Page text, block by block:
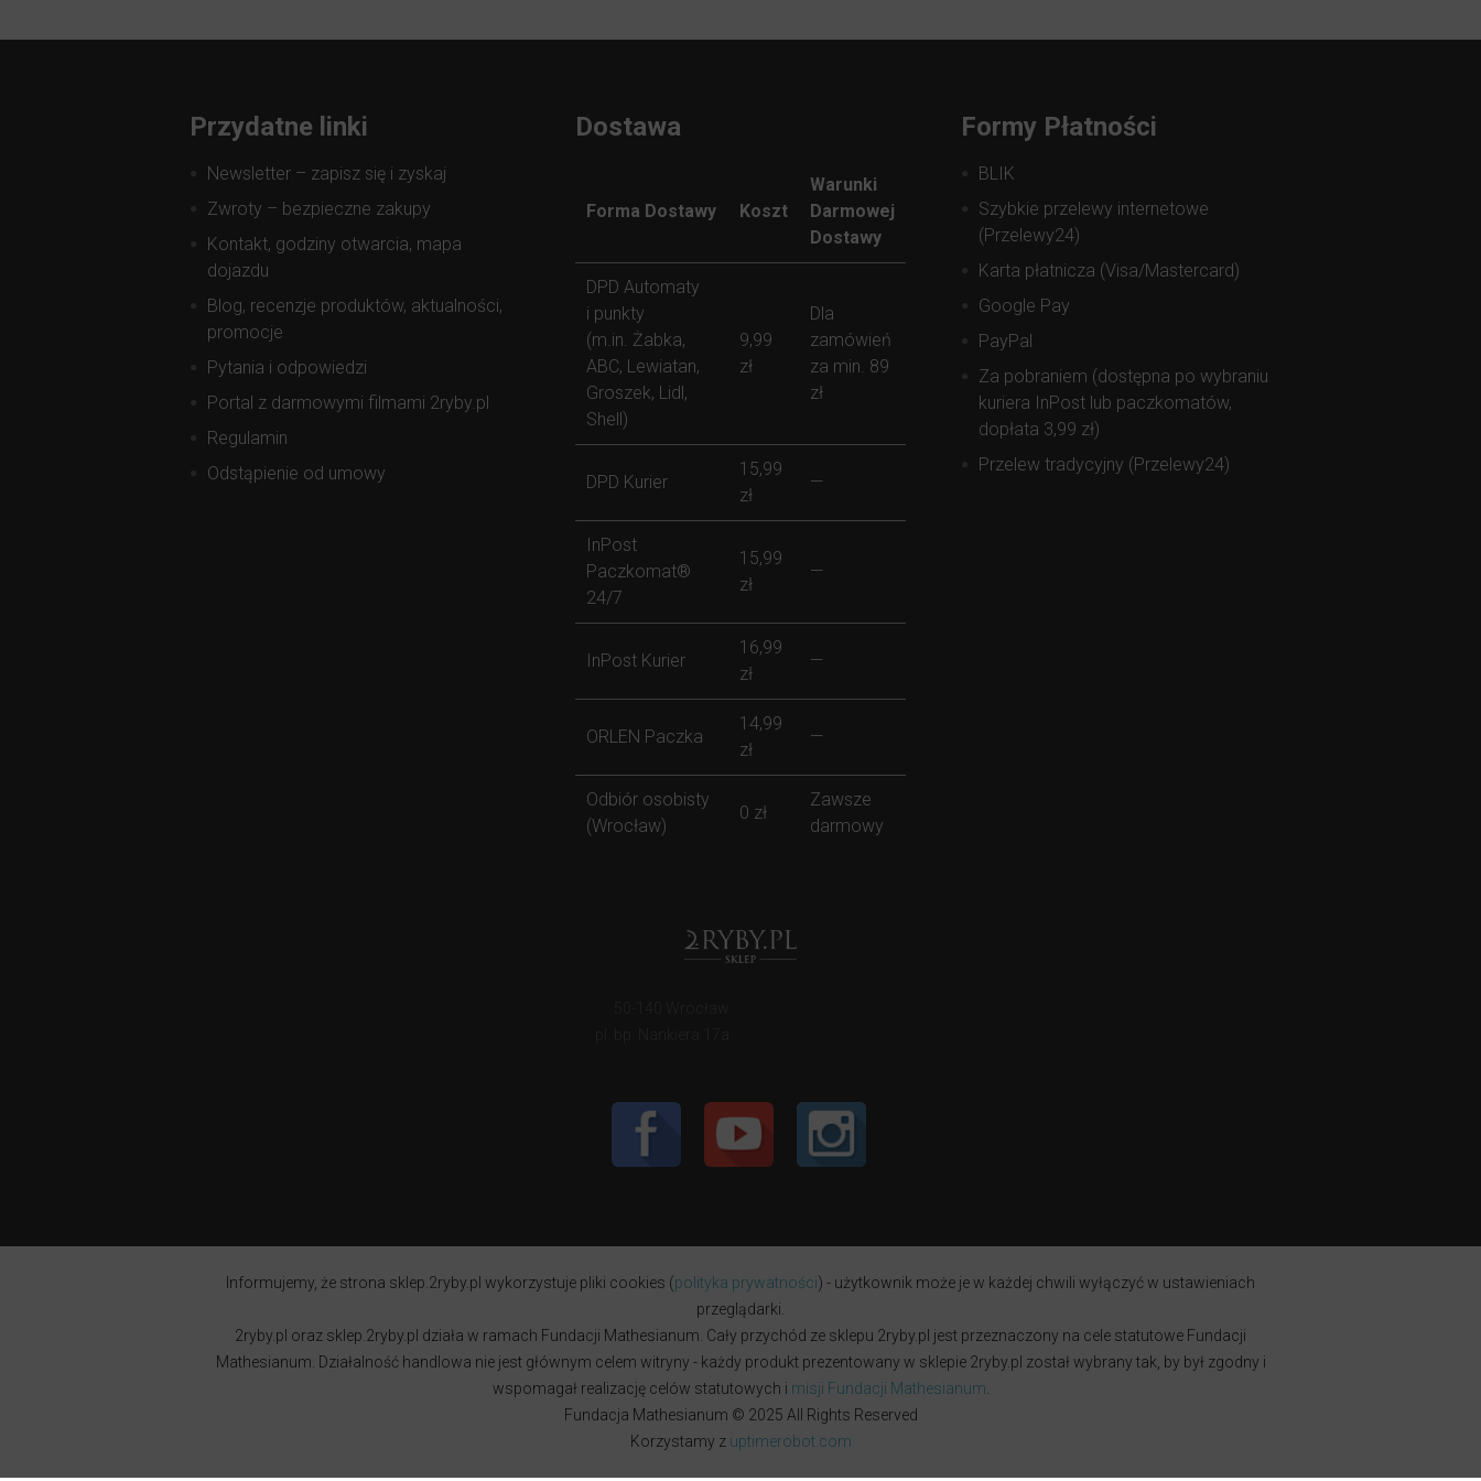
Przydatne linki
Newsletter – zapisz się i zyskaj
Zwroty – bezpieczne zakupy
Kontakt, godziny otwarcia, mapa
dojazdu
Blog, recenzje produktów, aktualności,
promocje
Pytania i odpowiedzi
Portal z darmowymi filmami 2ryby.pl
Regulamin
Odstąpienie od umowy
Dostawa
Forma Dostawy Koszt
Warunki
Darmowej
Dostawy
DPD Automaty
i punkty
(m.in. Żabka,
ABC, Lewiatan,
Groszek, Lidl,
Shell)
9,99
zł
Dla
zamówień
za min. 89
zł
DPD Kurier
15,99
zł
—
InPost
Paczkomat®
24/7
15,99
zł
—
InPost Kurier
16,99
zł
—
ORLEN Paczka
14,99
zł
—
Odbiór osobisty
(Wrocław)
0 zł
Zawsze
darmowy
Formy Płatności
BLIK
Szybkie przelewy internetowe
(Przelewy24)
Karta płatnicza (Visa/Mastercard)
Google Pay
PayPal
Za pobraniem (dostępna po wybraniu
kuriera InPost lub paczkomatów,
dopłata 3,99 zł)
Przelew tradycyjny (Przelewy24)
Informujemy, że strona sklep.2ryby.pl wykorzystuje pliki cookies (polityka prywatności) - użytkownik może je w każdej chwili wyłączyć w ustawieniach
przeglądarki.
2ryby.pl oraz sklep.2ryby.pl działa w ramach Fundacji Mathesianum. Cały przychód ze sklepu 2ryby.pl jest przeznaczony na cele statutowe Fundacji
Mathesianum. Działalność handlowa nie jest głównym celem witryny - każdy produkt prezentowany w sklepie 2ryby.pl został wybrany tak, by był zgodny i
wspomagał realizację celów statutowych i misji Fundacji Mathesianum.
Fundacja Mathesianum © 2025 All Rights Reserved
Korzystamy z uptimerobot.com